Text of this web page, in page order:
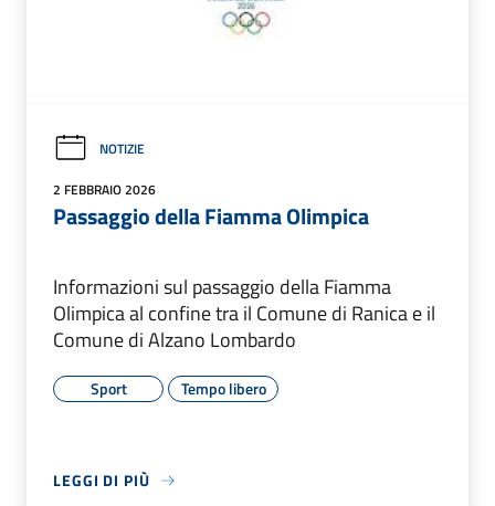
NOTIZIE
2 FEBBRAIO 2026
Passaggio della Fiamma Olimpica
Informazioni sul passaggio della Fiamma
Olimpica al confine tra il Comune di Ranica e il
Comune di Alzano Lombardo
Sport Tempo libero
LEGGI DI PIÙ